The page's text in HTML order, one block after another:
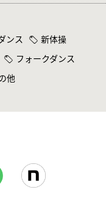
ンス
新体操
フォークダンス
他